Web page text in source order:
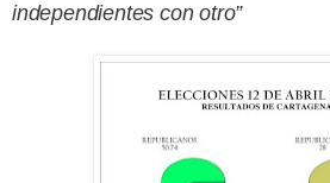
independientes con otro”